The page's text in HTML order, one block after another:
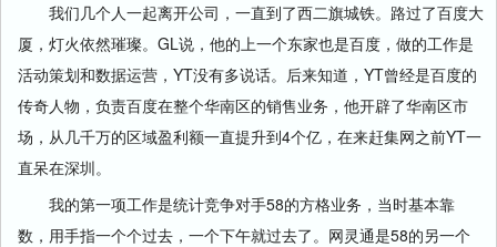
我们几个人一起离开公司，一直到了西二旗城铁。路过了百度大
厦，灯火依然璀璨。GL说，他的上一个东家也是百度，做的工作是
活动策划和数据运营，YT没有多说话。后来知道，YT曾经是百度的
传奇人物，负责百度在整个华南区的销售业务，他开辟了华南区市
场，从几千万的区域盈利额一直提升到4个亿，在来赶集网之前YT一
直呆在深圳。
我的第一项工作是统计竞争对手58的方格业务，当时基本靠
数，用手指一个个过去，一个下午就过去了。网灵通是58的另一个